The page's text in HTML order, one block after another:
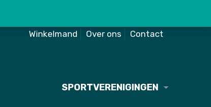
Winkelmand Over ons Contact
SPORTVERENIGINGEN